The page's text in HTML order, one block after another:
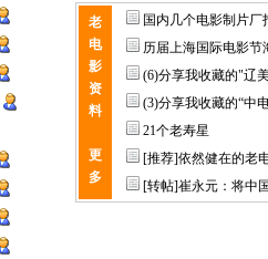
老
电
影
资
料
更
多
国内几个电影制片厂
历届上海国际电影节
(6)分享我收藏的"辽
(3)分享我收藏的“中
21个老寿星
[推荐]依然健在的老
[转帖]崔永元：将中